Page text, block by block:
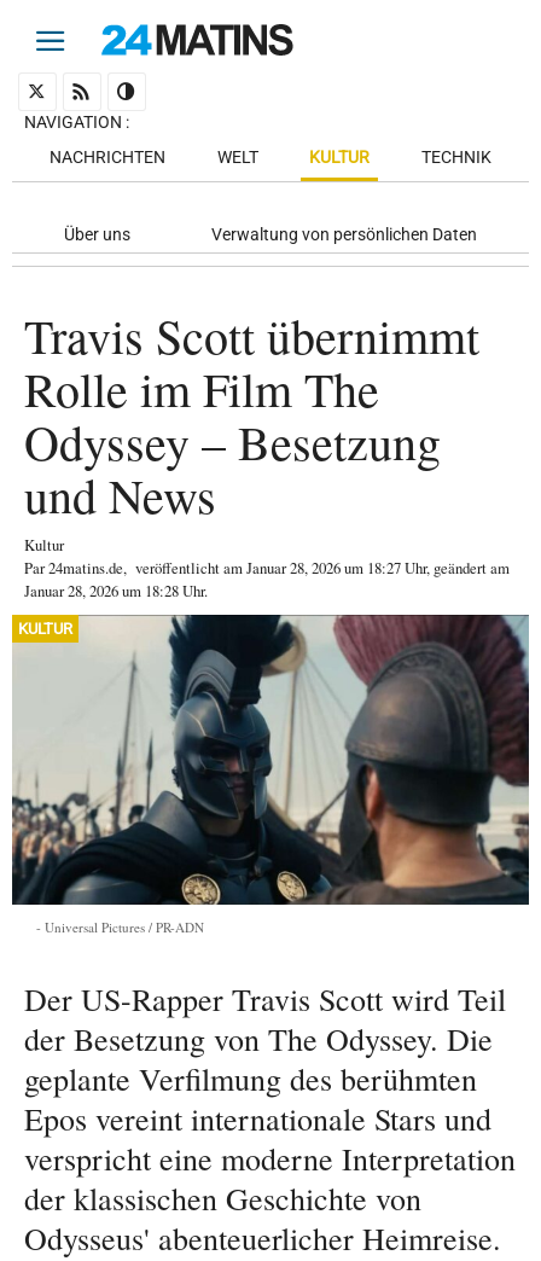
NAVIGATION :
NACHRICHTEN
WELT KULTUR TECHNIK
Über uns Verwaltung von persönlichen Daten
Travis Scott übernimmt
Rolle im Film The
Odyssey – Besetzung
und News
Kultur
Par24matins.de, veröffentlicht amJanuar 28, 2026um 18:27 Uhr, geändert am
Januar 28, 2026 um 18:28 Uhr.
KULTUR
Universal Pictures / PR-ADN
Der US-Rapper Travis Scott wird Teil
der Besetzung von The Odyssey. Die
geplante Verfilmung des berühmten
Epos vereint internationale Stars und
verspricht eine moderne Interpretation
der klassischen Geschichte von
Odysseus' abenteuerlicher Heimreise.